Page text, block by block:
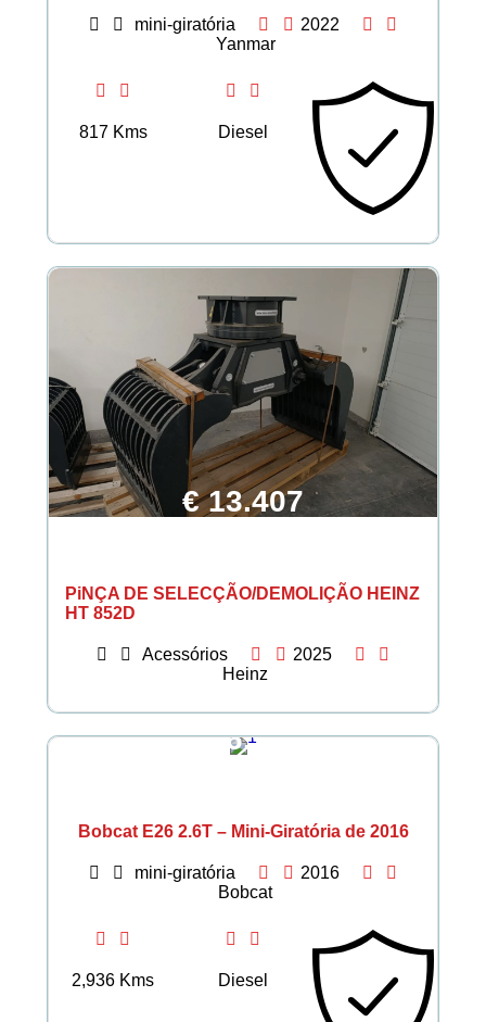
mini-giratória
2022
Yanmar
817 Kms Diesel
€ 13.407
PiNÇA DE SELECÇÃO/DEMOLIÇÃO HEINZ
HT 852D
Acessórios
2025
Heinz
€ 26.937
Bobcat E26 2.6T – Mini-Giratória de 2016
mini-giratória
2016
Bobcat
2,936 Kms Diesel